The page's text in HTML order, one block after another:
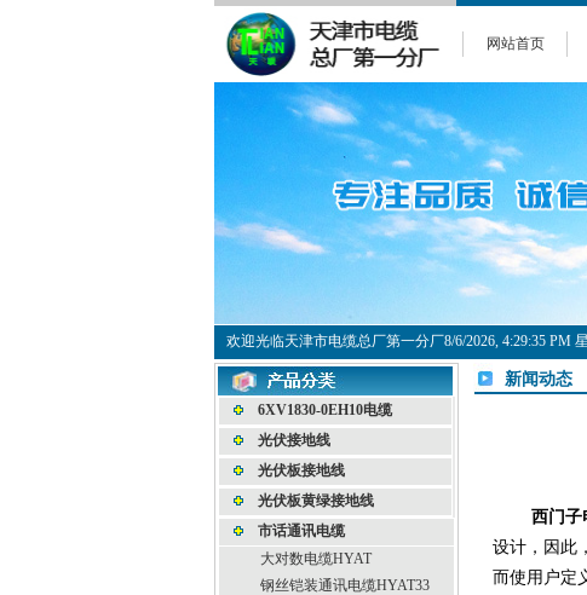
网站首页
欢迎光临天津市电缆总厂第一分厂8/6/2026, 4:29:35 PM
6XV1830-0EH10电缆
光伏接地线
光伏板接地线
光伏板黄绿接地线
市话通讯电缆
大对数电缆HYAT
钢丝铠装通讯电缆HYAT33
新闻动态
西门子
设计，因此
而使用户定